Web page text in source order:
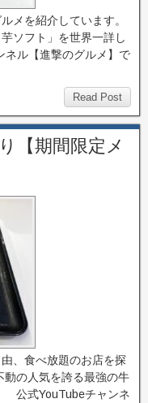
メを紹介しています。
ソフト」を世界一詳し
ル【進撃のグルメ】で
Read Post
【期間限定メ
、食べ放題のお店を探
の人気を誇る最強の牛
公式YouTubeチャンネ